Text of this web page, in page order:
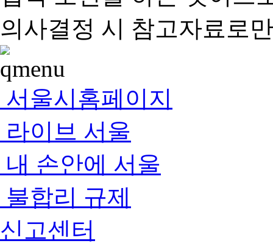
서울시홈페이지
라이브 서울
내 손안에 서울
불합리 규제
신고센터